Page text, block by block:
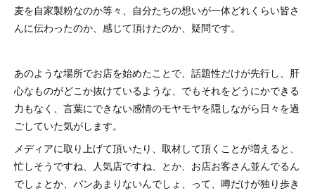
麦を自家製粉なのか等々、自分たちの想いが一体どれくらい皆さ
んに伝わったのか、感じて頂けたのか、疑問です。
あのような場所でお店を始めたことで、話題性だけが先行し、肝
心なものがどこか抜けているような、でもそれをどうにかできる
力もなく、言葉にできない感情のモヤモヤを隠しながら日々を過
ごしていた気がします。
メディアに取り上げて頂いたり、取材して頂くことが増えると、
忙しそうですね、人気店ですね、とか、お店お客さん並んでるん
でしょとか、パンあまりないんでしょ、って、噂だけが独り歩き